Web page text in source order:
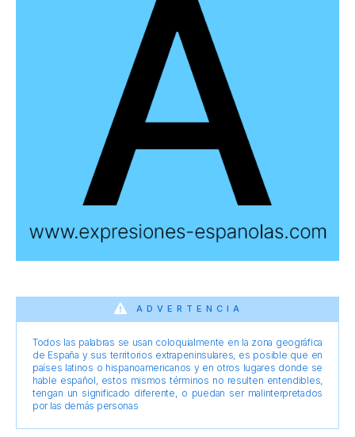
ADVERTENCIA
Todos las palabras se usan coloquialmente en la zona geográfica
de España y sus territorios extrapeninsulares, es posible que en
países latinos o hispanoamericanos y en otros lugares donde se
hable español, estos mismos términos no resulten entendibles,
tengan un significado diferente, o puedan ser malinterpretados
por las demás personas